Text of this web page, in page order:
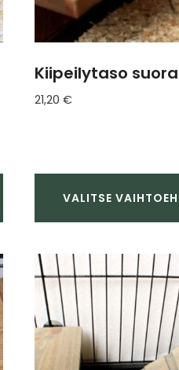
Kiipeilytaso suora
21,20 €
VALITSE
tuotteella
on
useampi
muunnelma.
Voit
tehdä